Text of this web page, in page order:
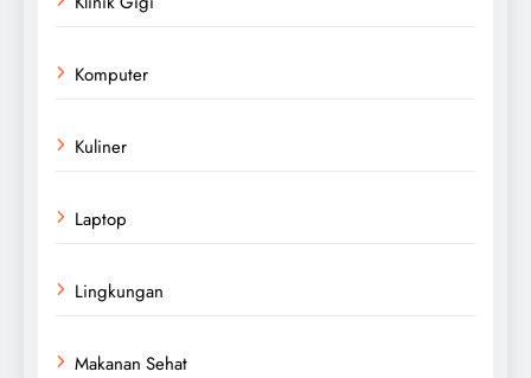
Komputer
Kuliner
Laptop
Lingkungan
Makanan Sehat